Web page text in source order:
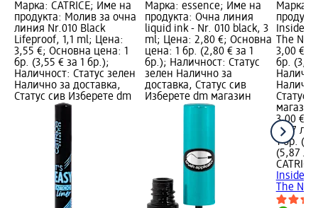
Марка: CATRICE; Име на
продукта: Молив за очна
линия Nr.010 Black
Lifeproof, 1,1 ml; Цена:
3,55 €; Основна цена: 1
бр. (3,55 € за 1 бр.);
Наличност: Статус зелен
Налично за доставка,
Статус сив Изберете dm
Марка: essence; Име на
продукта: Очна линия
liquid ink - Nr. 010 black, 3
ml; Цена: 2,80 €; Основна
цена: 1 бр. (2,80 € за 1
бр.); Наличност: Статус
зелен Налично за
доставка, Статус сив
Изберете dm магазин
Марка:
Inside
The
3,00 €;
бр.
Статус
магазин
3,00 €
5,87 лв.
1 бр.
(5,87
CATRICE
Inside
The